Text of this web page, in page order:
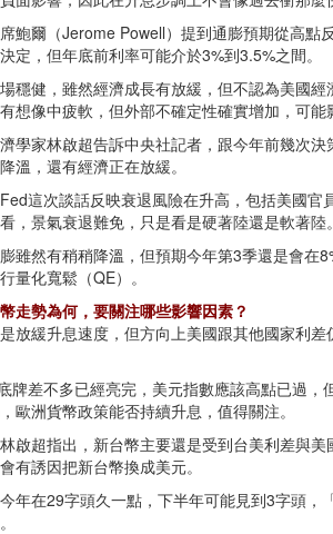
鮑爾（Jerome Powell）提到通膨預期從高
定，但年底前利率可能介於3%到3.5%之間。
穩健，雖然經濟成長有放緩，但不認為美國
想像中疲軟，但外部不確定性確實增加，可能
學家林啟超告訴中央社記者，跟今年前幾次
溫，還有經濟正在放緩。
這次談話反映衰退風險在升高，包括美國
，景氣衰退難免，只是看是硬著陸還是軟著陸。
雖然有稍稍降溫，但預期今年第3季還是會
量化寬鬆（QE）。
走勢為何，要關注哪些影響因素？
放緩升息速度，但方向上美國跟其他國家利
牌差不多已經亮完，美元指數應該高點已過
歐洲貨幣政策能否持續升息，值得關注。
啟超指出，新台幣主要還是受到台美利差與
有誘因把新台幣換成美元。
年在29字頭久一點，下半年可能見到3字頭